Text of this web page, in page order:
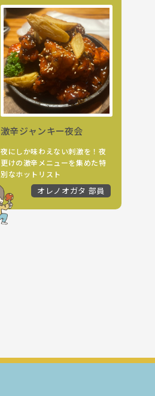
激辛ジャンキー夜会
夜にしか味わえない刺激を！夜
更けの激辛メニューを集めた特
別なホットリスト
オレノオガタ 部員